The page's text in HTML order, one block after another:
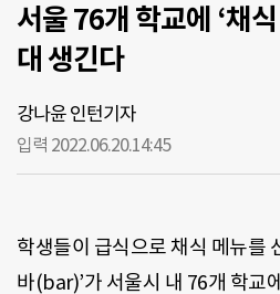
서울 76개 학교에 ‘채
대 생긴다
강나윤 인턴기자
입력 2022.06.20.14:45
학생들이 급식으로 채식 메뉴를
바(bar)’가 서울시 내 76개 학교